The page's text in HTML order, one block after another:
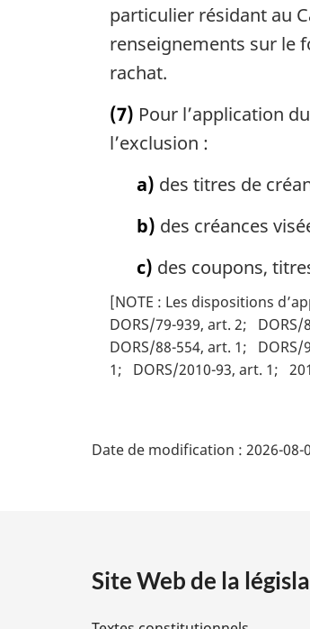
particulier résidant au
renseignements sur le
rachat.
(7) Pour l’application
l’exclusion :
a) des titres de
b) des créances
c) des coupons,
[NOTE : Les dispositions
DORS/79-939, art. 2
DORS/
DORS/88-554, art. 1
DORS/
1
DORS/2010-93, art. 1
i
Date de modification : 2026-08-
Site Web de la